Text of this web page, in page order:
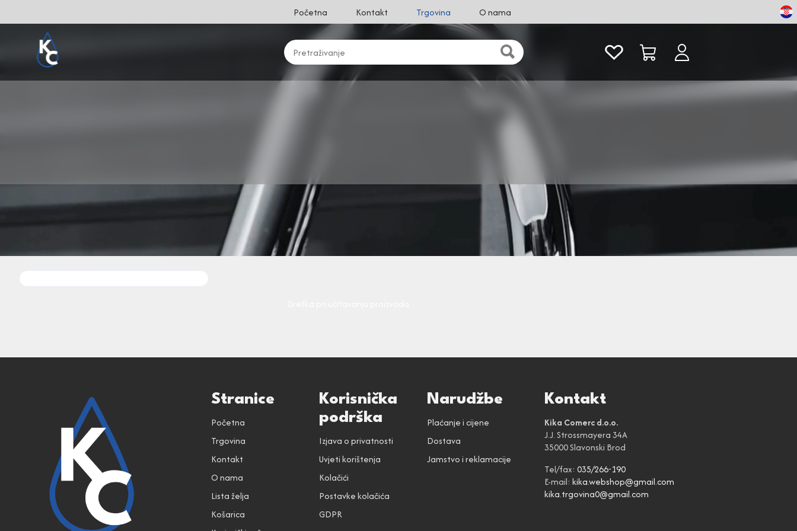
Početna Kontakt Trgovina O nama
Stranice
Početna
Trgovina
Kontakt
O nama
Lista želja
Košarica
Korisnička
podrška
Izjava o privatnosti
Uvjeti korištenja
Kolačići
Postavke kolačića
GDPR
Narudžbe
Plaćanje i cijene
Dostava
Jamstvo i reklamacije
Kontakt
Kika Comerc d.o.o.
J.J. Strossmayera 34A
35000 Slavonski Brod
Tel/fax: 035/266-190
E-mail: kika.webshop@gmail.com
kika.trgovina0@gmail.com